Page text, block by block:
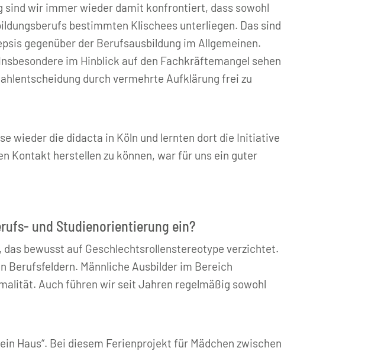
sind wir immer wieder damit konfrontiert, dass sowohl
bestimmten Klischees unterliegen. Das sind
gegenüber der Berufsausbildung im Allgemeinen.
im Hinblick auf den Fachkräftemangel sehen
durch vermehrte Aufklärung frei zu
wieder die didacta in Köln und lernten dort die Initiative
Kontakt herstellen zu können, war für uns ein guter
und Studienorientierung ein?
bewusst auf Geschlechtsrollenstereotype verzichtet.
Berufsfeldern. Männliche Ausbilder im Bereich
Auch führen wir seit Jahren regelmäßig sowohl
Haus“. Bei diesem Ferienprojekt für Mädchen zwischen